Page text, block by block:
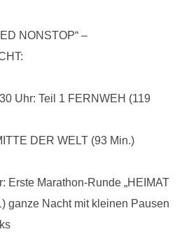
NONSTOP“ –
Uhr: Teil 1 FERNWEH (119
DER WELT (93 Min.)
Erste Marathon-Runde „HEIMAT
ganze Nacht mit kleinen Pausen